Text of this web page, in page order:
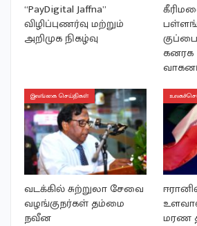
“PayDigital Jaffna”
விழிப்புணர்வு மற்றும்
அறிமுக நிகழ்வு
கனரக
இலங்கை செய்திகள்
வடக்கில் சுற்றுலா சேவை
வழங்குநர்கள் தம்மை
நவீன
மரண